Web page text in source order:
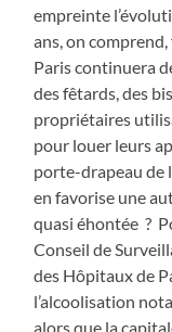
empreinte
ans, on
Paris continuera
des fêtards, des
propriétaires
pour louer leurs
porte-drapeau de
en favorise une
quasi éhontée ?
Conseil de
des Hôpitaux de
l’alcoolisation
alors que la